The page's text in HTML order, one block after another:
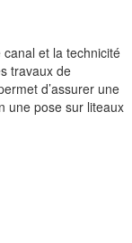
canal et la technicité
travaux de
d’assurer une
une pose sur liteaux